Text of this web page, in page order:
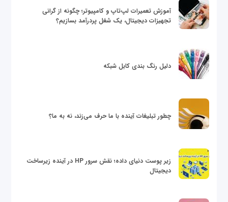
آموزش تعمیرات لپ‌تاپ و کامپیوتر؛ چگونه از گرانی
تجهیزات دیجیتال، یک شغل پردرآمد بسازیم؟
دلیل رنگ بندی کابل شبکه
چطور تبلیغات آینده با ما حرف می‌زند، نه به ما؟
زیر پوست دنیای داده؛ نقش سرور HP در آینده زیرساخت
دیجیتال